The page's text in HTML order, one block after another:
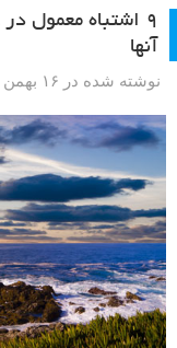
۹ اشتباه معمول
آنها
نوشته شده در ۱۶ بهمن ۱۳۹۳